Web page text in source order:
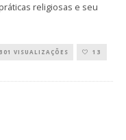
religiosas e seu
VISUALIZAÇÕES 13